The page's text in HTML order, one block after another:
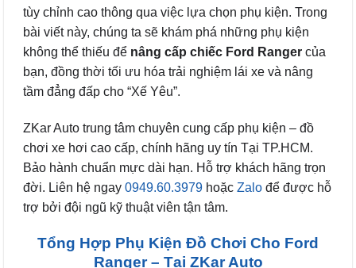
tùy chỉnh cao thông qua việc lựa chọn phụ kiện. Trong
bài viết này, chúng ta sẽ khám phá những phụ kiện
không thể thiếu để nâng cấp chiếc Ford Ranger của
bạn, đồng thời tối ưu hóa trải nghiệm lái xe và nâng
tầm đẳng đấp cho “Xế Yêu”.
ZKar Auto trung tâm chuyên cung cấp phụ kiện – đồ
chơi xe hơi cao cấp, chính hãng uy tín Tại TP.HCM.
Bảo hành chuẩn mực dài hạn. Hỗ trợ khách hãng trọn
đời. Liên hệ ngay 0949.60.3979 hoặc Zalo để được hỗ
trợ bởi đội ngũ kỹ thuật viên tận tâm.
Tổng Hợp Phụ Kiện Đồ Chơi Cho Ford
Ranger – Tại ZKar Auto